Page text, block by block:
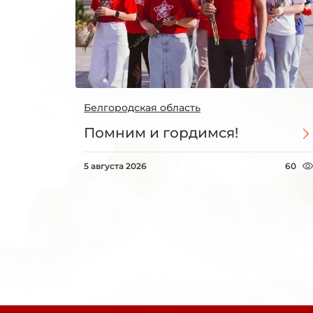
Белгородская область
Помним и гордимся!
5 августа 2026 60